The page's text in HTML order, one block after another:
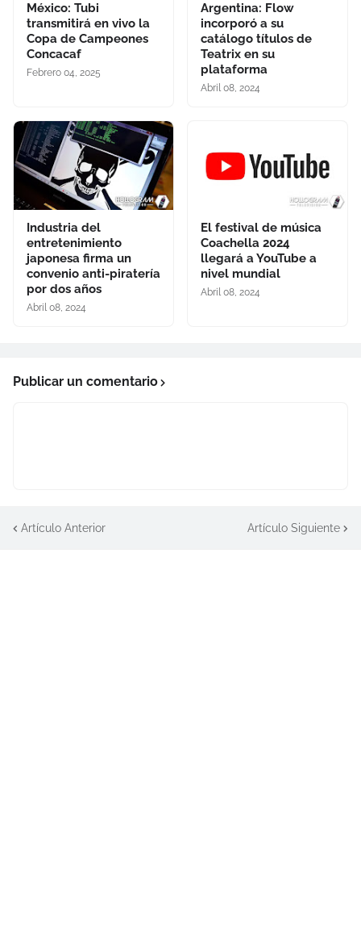
México: Tubi
transmitirá en vivo la
Copa de Campeones
Concacaf
Febrero 04, 2025
Argentina: Flow
incorporó a su
catálogo títulos de
Teatrix en su
plataforma
Abril 08, 2024
Industria del
entretenimiento
japonesa firma un
convenio anti-piratería
por dos años
Abril 08, 2024
El festival de música
Coachella 2024
llegará a YouTube a
nivel mundial
Abril 08, 2024
Publicar un comentario
Artículo Anterior Artículo Siguiente